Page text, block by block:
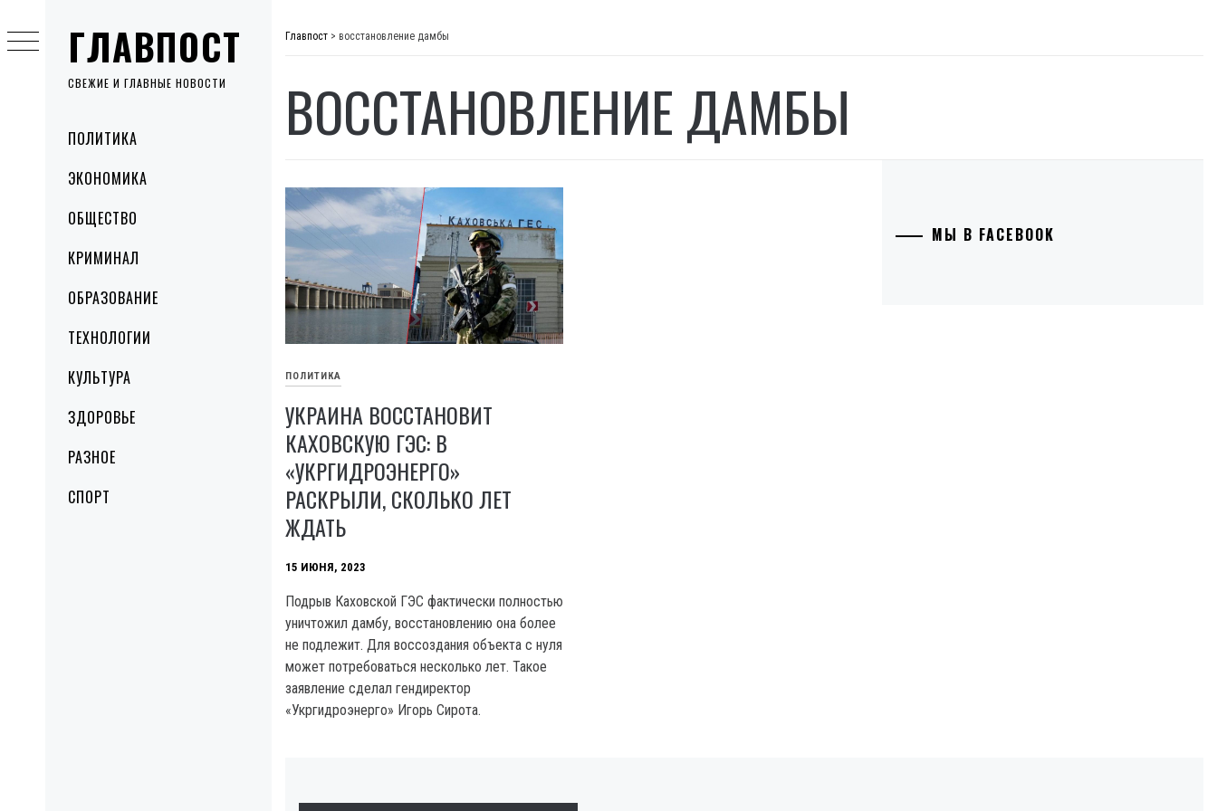
ГЛАВПОСТ
СВЕЖИЕ И ГЛАВНЫЕ НОВОСТИ
MenuПОЛИТИКА
ЭКОНОМИКА
ОБЩЕСТВО
КРИМИНАЛ
ОБРАЗОВАНИЕ
ТЕХНОЛОГИИ
КУЛЬТУРА
ЗДОРОВЬЕ
РАЗНОЕ
СПОРТ
to
content
Главпост > восстановление дамбы
ВОССТАНОВЛЕНИЕ ДАМБЫ
ПОЛИТИКА
УКРАИНА ВОССТАНОВИТ
КАХОВСКУЮ ГЭС: В
«УКРГИДРОЭНЕРГО»
РАСКРЫЛИ, СКОЛЬКО ЛЕТ
ЖДАТЬ
15 ИЮНЯ, 2023
Подрыв Каховской ГЭС фактически полностью
уничтожил дамбу, восстановлению она более
не подлежит. Для воссоздания объекта с нуля
может потребоваться несколько лет. Такое
заявление сделал гендиректор
«Укргидроэнерго» Игорь Сирота.
МЫ В FACEBOOK